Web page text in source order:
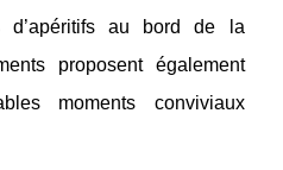
d’apéritifs au bord de la
proposent également
moments conviviaux